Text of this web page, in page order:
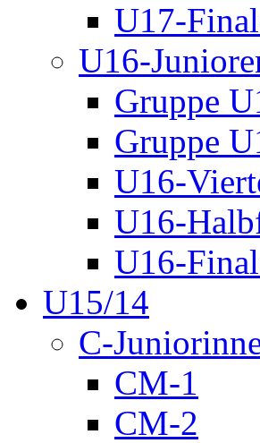
U17-
U16-
Gruppe
Gruppe
U16-
U16-
U16-
U15/14
C-
CM-1
CM-2